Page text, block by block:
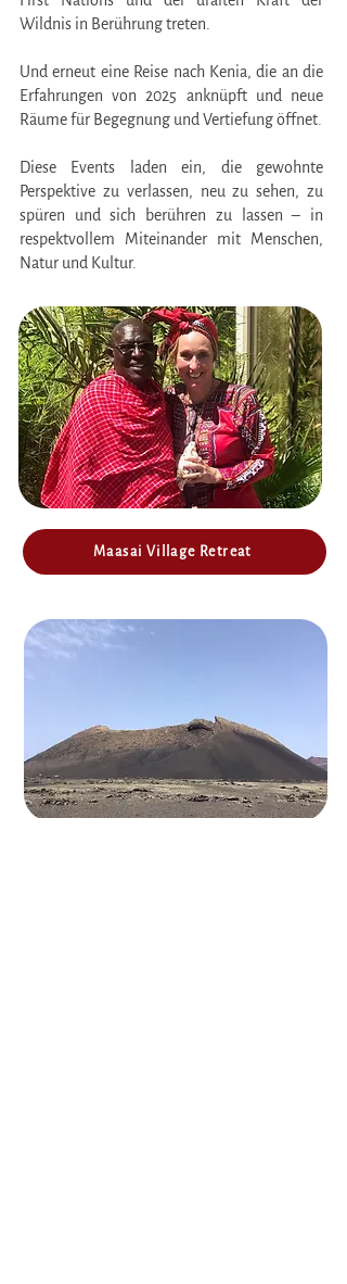
Wildnis in Berührung treten.
Und erneut eine Reise nach Kenia, die an die
Erfahrungen von 2025 anknüpft und neue
Räume für Begegnung und Vertiefung öffnet.
Diese Events laden ein, die gewohnte
Perspektive zu verlassen, neu zu sehen, zu
spüren und sich berühren zu lassen – in
respektvollem Miteinander mit Menschen,
Natur und Kultur.
Maasai Village Retreat